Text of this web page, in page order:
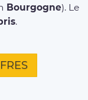
Bourgogne). Le
.